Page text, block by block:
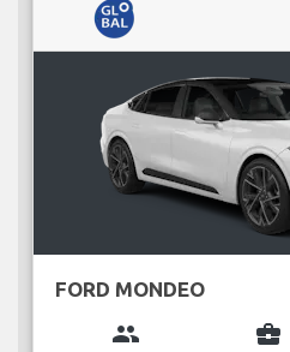
FORD MONDEO
group business_center